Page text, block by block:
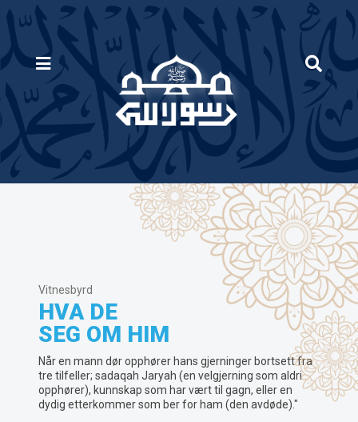
Vitnesbyrd
HVA DE
SEG OM HIM
Når en mann dør opphører hans gjerninger bortsett fra
tre tilfeller; sadaqah Jaryah (en velgjerning som aldri
opphører), kunnskap som har vært til gagn, eller en
dydig etterkommer som ber for ham (den avdøde)."